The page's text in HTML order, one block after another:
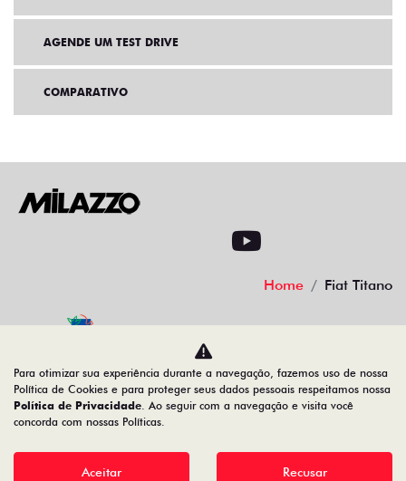
AGENDE UM TEST DRIVE
COMPARATIVO
Home Fiat Titano
08.547.329/0013-12
Para otimizar sua experiência durante a navegação, fazemos uso de nossa
Política de Cookies e para proteger seus dados pessoais respeitamos nossa
Política de Privacidade. Ao seguir com a navegação e visita você
concorda com nossas Políticas.
Aceitar Recusar